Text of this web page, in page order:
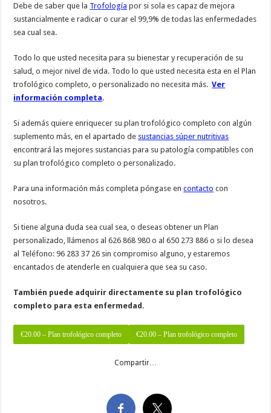
Debe de saber que la Trofología por si sola es capaz de mejora
sustancialmente e radicar o curar el 99,9% de todas las enfermedades
sea cual sea.
Todo lo que usted necesita para su bienestar y recuperación de su
salud, o mejor nivel de vida. Todo lo que usted necesita esta en el Plan
trofológico completo, o personalizado no necesita más.Ver
información completa.
Si además quiere enriquecer su plan trofológico completo con algún
suplemento más, en el apartado de sustancias súper nutritivas
encontrará las mejores sustancias para su patología compatibles con
su plan trofológico completo o personalizado.
Para una información más completa póngase encontacto con
nosotros.
Si tiene alguna duda sea cual sea, o deseas obtener un Plan
personalizado, llámenos al 626 868 980 o al 650 273 886 o si lo desea
al Teléfono: 96 283 37 26 sin compromiso alguno, y estaremos
encantados de atenderle en cualquiera que sea su caso.
También puede adquirir directamente su plan trofológico
completo para esta enfermedad.
€20.00 – Plan trofológico completo
Compartir…